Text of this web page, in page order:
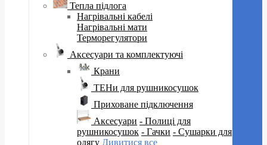
Тепла підлога
Нагрівальні кабелі
Нагрівальні мати
Терморегулятори
Аксесуари та комплектуючі
Крани
ТЕНи для рушникосушок
Приховане підключення
Аксесуари - Полиці для
рушникосушок - Гачки - Сушарки для
одягу Дивитися все